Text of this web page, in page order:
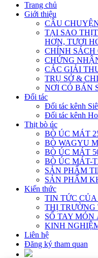
Trang chủ
Giới thiệu
CÂU
TẠI SAO
HƠN, TƯƠI
CHÍNH SÁCH
CHỨNG
CÁC GIẢI
TRỤ SỞ &
NƠI CÓ BÁN
Đối tác
Đối tác kênh
Đối tác kênh
Thịt bò úc
BÒ ÚC MÁT
BÒ WAGYU
BÒ ÚC MÁT
BÒ ÚC MÁT-
SẢN PHẨM
SẢN PHẨM
Kiến thức
TIN TỨC CỦA
THỊ TRƯỜNG
SỔ TAY MÓN
KINH
Liên hệ
Đăng ký tham quan